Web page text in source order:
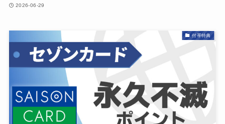
2026-06-29
付帯特典